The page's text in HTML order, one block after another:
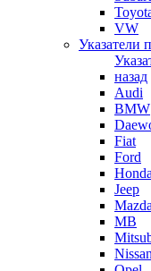
VW
Указатели
назад
Audi
BMW
Fiat
Ford
Honda
Jeep
Mazda
MB
Nissan